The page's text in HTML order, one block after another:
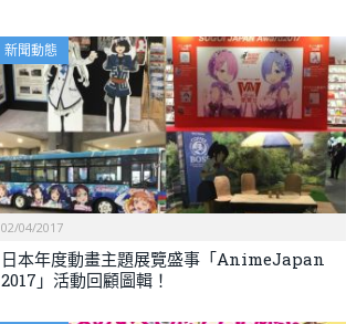
新聞動態
02/04/2017
日本年度動畫主題展覽盛事「AnimeJapan
2017」活動回顧圖輯！